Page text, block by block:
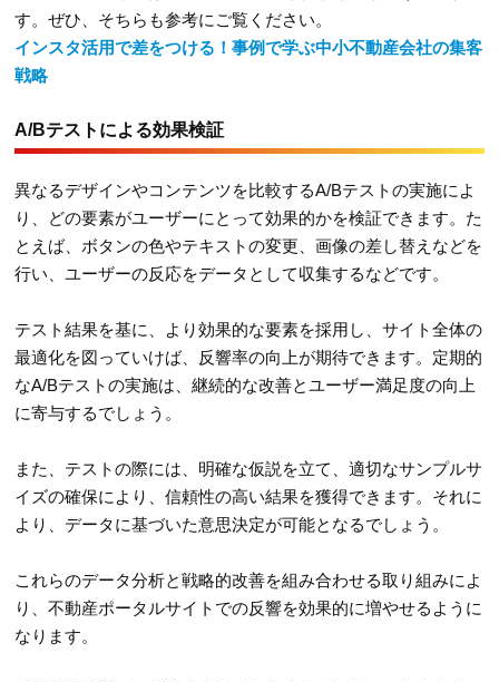
す。ぜひ、そちらも参考にご覧ください。
インスタ活用で差をつける！事例で学ぶ中小不動産会社の集客
戦略
A/Bテストによる効果検証
異なるデザインやコンテンツを比較するA/Bテストの実施によ
り、どの要素がユーザーにとって効果的かを検証できます。た
とえば、ボタンの色やテキストの変更、画像の差し替えなどを
行い、ユーザーの反応をデータとして収集するなどです。
テスト結果を基に、より効果的な要素を採用し、サイト全体の
最適化を図っていけば、反響率の向上が期待できます。定期的
なA/Bテストの実施は、継続的な改善とユーザー満足度の向上
に寄与するでしょう。
また、テストの際には、明確な仮説を立て、適切なサンプルサ
イズの確保により、信頼性の高い結果を獲得できます。それに
より、データに基づいた意思決定が可能となるでしょう。
これらのデータ分析と戦略的改善を組み合わせる取り組みによ
り、不動産ポータルサイトでの反響を効果的に増やせるように
なります。